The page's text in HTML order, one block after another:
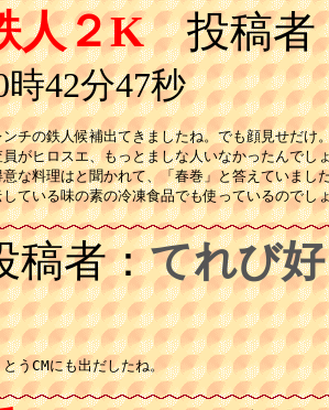
人２K投稿者
42分47秒
チの鉄人候補出てきましたね。でも顔見せだけ
がヒロスエ、もっとましな人いなかったんでし
な料理はと聞かれて、「春巻」と答えていまし
ている味の素の冷凍食品でも使っているのでし
者：てれび
とうCMにも出だしたね。